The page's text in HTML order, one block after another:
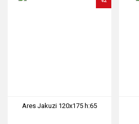
Ares Jakuzi 120x175 h:65